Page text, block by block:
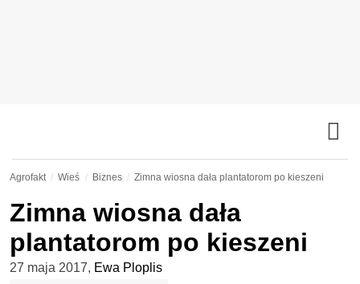
Agrofakt Wieś Biznes Zimna wiosna dała plantatorom po kieszeni
Zimna wiosna dała
plantatorom po kieszeni
27 maja 2017, Ewa Ploplis